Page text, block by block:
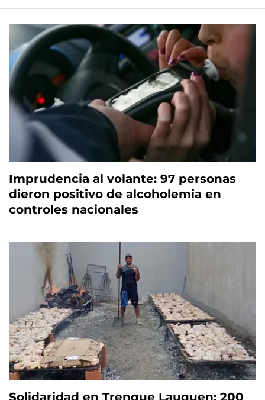
Imprudencia al volante: 97 personas
dieron positivo de alcoholemia en
controles nacionales
Solidaridad en Trenque Lauquen: 200